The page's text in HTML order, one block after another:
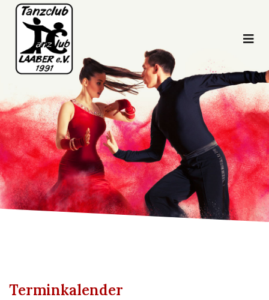
Terminkalender